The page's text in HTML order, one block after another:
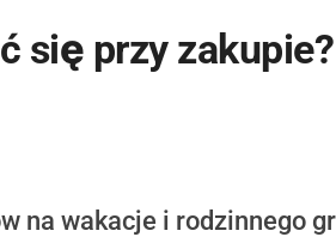
się przy zakupie?
na wakacje i rodzinnego